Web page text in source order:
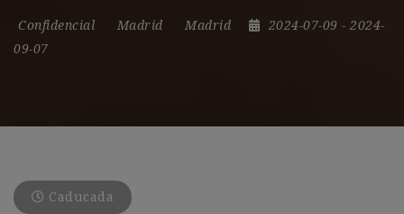
Confidencial Madrid Madrid 2024-07-09 - 2024-
09-07
Caducada